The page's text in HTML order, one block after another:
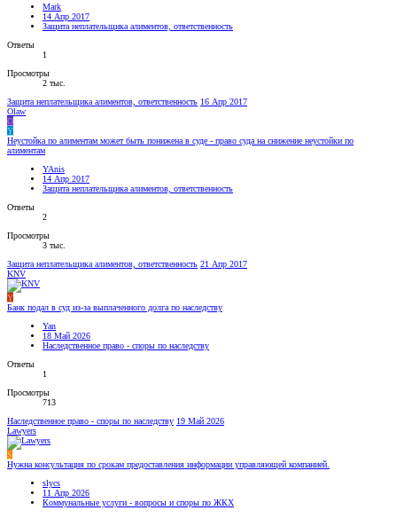
Mark
14 Апр 2017
Защита неплательщика алиментов, ответственность
Ответы
1
Просмотры
2 тыс.
Защита неплательщика алиментов, ответственность 16 Апр 2017
Olaw
O
Y
Неустойка по алиментам может быть понижена в суде - право суда на снижение неустойки по
алиментам
YAnis
14 Апр 2017
Защита неплательщика алиментов, ответственность
Ответы
2
Просмотры
3 тыс.
Защита неплательщика алиментов, ответственность 21 Апр 2017
KNV
Y
Банк подал в суд из-за выплаченного долга по наследству
Yan
18 Май 2026
Наследственное право - споры по наследству
Ответы
1
Просмотры
713
Наследственное право - споры по наследству 19 Май 2026
Lawyers
S
Нужна консультация по срокам предоставления информации управляющей компанией.
slycs
11 Апр 2026
Коммунальные услуги - вопросы и споры по ЖКХ